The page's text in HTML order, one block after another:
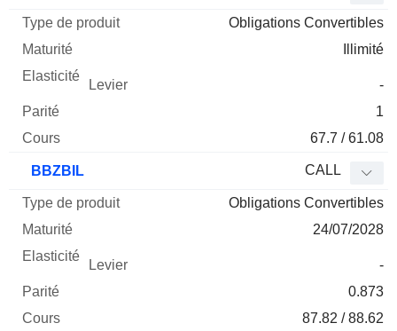
Obligations Convertibles
Illimité
-
1
67.7 / 61.08
BBZBIL CALL
Obligations Convertibles
24/07/2028
-
0.873
87.82 / 88.62